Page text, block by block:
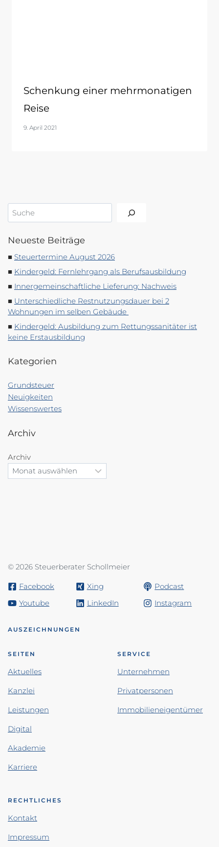
Schenkung einer mehrmonatigen
Reise
9. April 2021
Suchen
Neueste Beiträge
Steuertermine August 2026
Kindergeld: Fernlehrgang als Berufsausbildung
Innergemeinschaftliche Lieferung: Nachweis
Unterschiedliche Restnutzungsdauer bei 2
Wohnungen im selben Gebäude
Kindergeld: Ausbildung zum Rettungssanitäter ist
keine Erstausbildung
Kategorien
Grundsteuer
Neuigkeiten
Wissenswertes
Archiv
Archiv
© 2026 Steuerberater Schollmeier
Facebook Xing
Podcast
Youtube
LinkedIn Instagram
AUSZEICHNUNGEN
SEITEN
Aktuelles
Kanzlei
Leistungen
Digital
Akademie
Karriere
SERVICE
Unternehmen
Privatpersonen
Immobilieneigentümer
RECHTLICHES
Kontakt
Impressum